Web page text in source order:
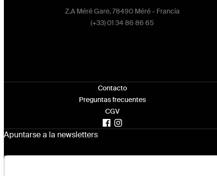
Z.A Méré Gare, 78490 Méré - Francia
(+33) 01 34 86 86 65
Contacto
Preguntas frecuentes
CGV
Apuntarse a la newsletters